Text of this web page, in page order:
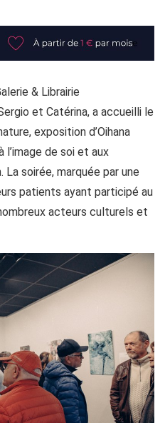
& Librairie
et Catérina, a accueilli le
exposition d’Oihana
l’image de soi et aux
soirée, marquée par une
patients ayant participé au
acteurs culturels et